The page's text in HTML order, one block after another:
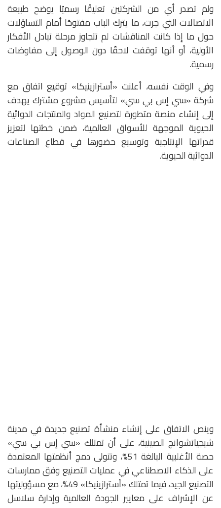
ولم تصدر أي من الشركتين تعليقًا رسميًا يوضح طبيعة
الاتصالات التي جرت، ما يترك الباب مفتوحًا أمام التساؤلات
حول ما إذا كانت المناقشات لم تتجاوز مرحلة تبادل الأفكار
الأولية، أو أنها توقفت لاحقًا دون الوصول إلى مفاوضات
رسمية.
وفي الوقت نفسه، أعلنت «أسترازينيكا» توقيع اتفاق مع
شركة «سي إس بي سي» لتأسيس مشروع مشترك يهدف
إلى إنشاء منصة متطورة لتصنيع المواد والمنتجات الدوائية
الحيوية الموجهة للأسواق العالمية، ضمن خطتها لتعزيز
قدراتها الإنتاجية وتوسيع حضورها في قطاع الصناعات
الدوائية الحيوية.
وينص الاتفاق على إنشاء منشأة تصنيع جديدة في مدينة
شيجياتشوانج الصينية، على أن تمتلك «سي إس بي سي»
حصة الأغلبية البالغة 51%، وتتولى دمج أنظمتها المعتمدة
على الذكاء الاصطناعي في عمليات التصنيع وفق ممارسات
التصنيع الجيد، فيما تمتلك «أسترازينيكا» 49%، مع مسؤوليتها
عن الإشراف على معايير الجودة العالمية وإدارة سلاسل